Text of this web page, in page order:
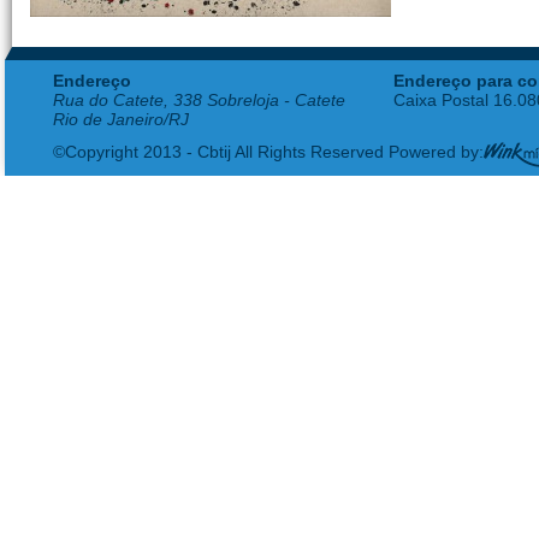
Endereço
Rua do Catete, 338 Sobreloja - Catete
Rio de Janeiro/RJ
Endereço para
Caixa Postal
©Copyright 2013 - Cbtij All Rights Reserved Powered by: